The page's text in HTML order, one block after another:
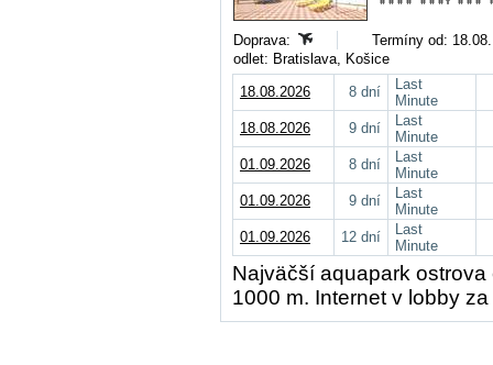
Doprava:
Termíny od:
odlet: Bratislava, Košice
18.08.2026
8 dní
Last
Minute
18.08.2026
9 dní
Last
Minute
01.09.2026
8 dní
Last
Minute
01.09.2026
9 dní
Last
Minute
01.09.2026
12 dní
Last
Minute
Najväčší aquapark
1000 m. Internet v lobby